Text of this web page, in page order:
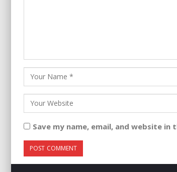
Save my name, email, and website